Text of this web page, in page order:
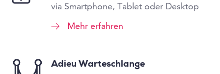
via Smartphone, Tablet oder Desktop
Mehr erfahren
Adieu Warteschlange